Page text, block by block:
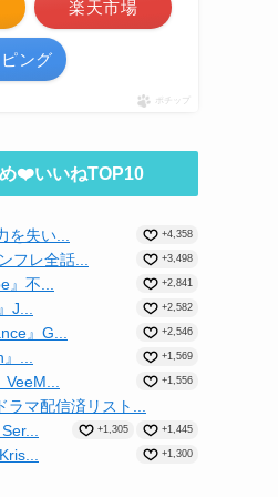
楽天市場
ング
ポチップ
❤️いいねTOP10
を失い... +4,358
フレ全話... +3,498
』不... +2,841
J... +2,582
』G... +2,546
... +1,569
+1,556
ラマ配信済リスト...
+1,445
+1,305
+1,300